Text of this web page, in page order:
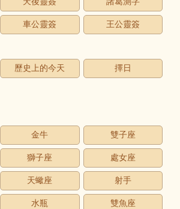
車公靈簽 王公靈簽
歷史上的今天 擇日
金牛 雙子座
獅子座 處女座
天蠍座 射手
水瓶 雙魚座